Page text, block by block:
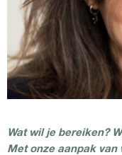
Wat wil je bereiken?
Met onze aanpak